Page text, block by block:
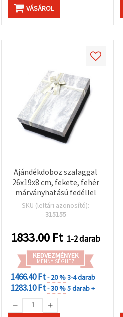
VÁSÁROL
Ajándékdoboz szalaggal
26x19x8 cm, fekete, fehér
márványhatású fedéllel
SKU (leltári azonosító):
315155
1833.00 Ft 1-2 darab
KEDVEZMÉNYEK
MENNYISÉGHEZ
1466.40 Ft- 20 %3-4 darab
1283.10 Ft- 30 %5 darab +